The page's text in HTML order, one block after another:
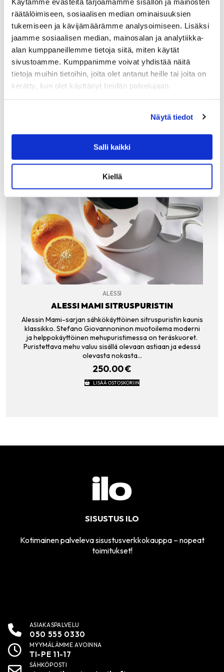
räätälöimiseen, sosiaalisen median ominaisuuksien
tukemiseen ja kävijämäärämme analysoimiseen. Lisäksi
jaamme sosiaalisen median, mainosalan ja analytiikka-
alan kumppaneillemme tietoja siitä, miten käytät
sivustoamme. Kumppanimme voivat yhdistää näitä
tietoja muihin tietoihin, joita olet antanut heille tai joita on
kerätty, kun olet käyttänyt heidän palvelujaan.
Näytä tiedot
Salli kaikki
Kiellä
meren rannalla Italiassa.…
90.00€
LISÄÄ OSTOSKORIIN
ALESSI
ALESSI MAMI SITRUSPURISTIN
Alessin Mami-sarjan sähkökäyttöinen sitruspuristin kaunis
klassikko. Stefano Giovannoninon muotoilema moderni
ja helppokäyttöinen mehupuristimessa on teräskuoret.
Puristettava mehu valuu sisällä olevaan astiaan ja edessä
olevasta nokasta…
250.00€
LISÄÄ OSTOSKORIIN
SISUSTUS ILO
Kotimainen palveleva sisustusverkkokauppa – nopeat
toimitukset!
ASIAKASPALVELU
050 555 0330
MYYMÄLÄMME AVOINNA
TI-PE 11-17
SÄHKÖPOSTI